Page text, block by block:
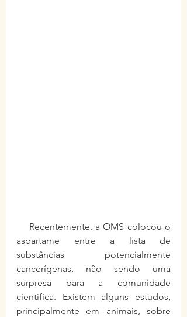
aspartame entre a lista de
substâncias potencialmente
cancerígenas, não sendo uma
surpresa para a comunidade
científica. Existem alguns estudos,
principalmente em animais, sobre